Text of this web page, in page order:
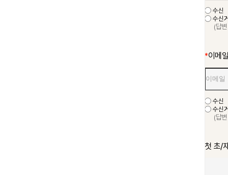
수신
수신
(답
*이메
수신
수신
(답
첫 초/